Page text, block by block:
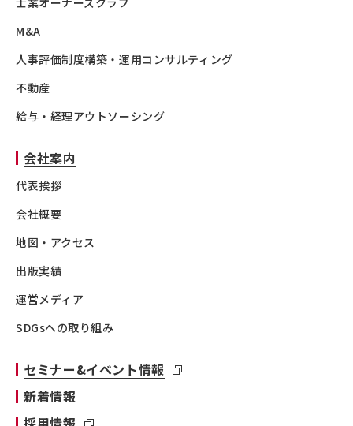
M&A
人事評価制度構築・運用コンサルティング
不動産
給与・経理アウトソーシング
会社案内
代表挨拶
会社概要
地図・アクセス
出版実績
運営メディア
SDGsへの取り組み
セミナー&イベント情報
新着情報